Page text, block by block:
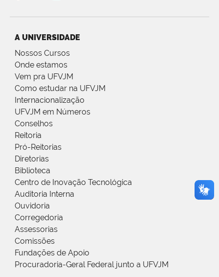
A UNIVERSIDADE
Nossos Cursos
Onde estamos
Vem pra UFVJM
Como estudar na UFVJM
Internacionalização
UFVJM em Números
Conselhos
Reitoria
Pró-Reitorias
Diretorias
Biblioteca
Centro de Inovação Tecnológica
Auditoria Interna
Ouvidoria
Corregedoria
Assessorias
Comissões
Fundações de Apoio
Procuradoria-Geral Federal junto a UFVJM